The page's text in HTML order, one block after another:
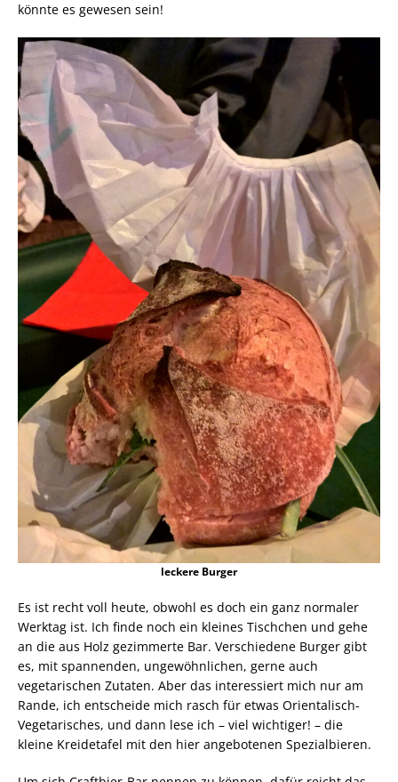
könnte es gewesen sein!
leckere Burger
Es ist recht voll heute, obwohl es doch ein ganz normaler
Werktag ist. Ich finde noch ein kleines Tischchen und gehe
an die aus Holz gezimmerte Bar. Verschiedene Burger gibt
es, mit spannenden, ungewöhnlichen, gerne auch
vegetarischen Zutaten. Aber das interessiert mich nur am
Rande, ich entscheide mich rasch für etwas Orientalisch-
Vegetarisches, und dann lese ich – viel wichtiger! – die
kleine Kreidetafel mit den hier angebotenen Spezialbieren.